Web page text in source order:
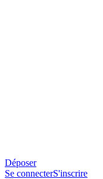
Déposer
Se connecterS'inscrire